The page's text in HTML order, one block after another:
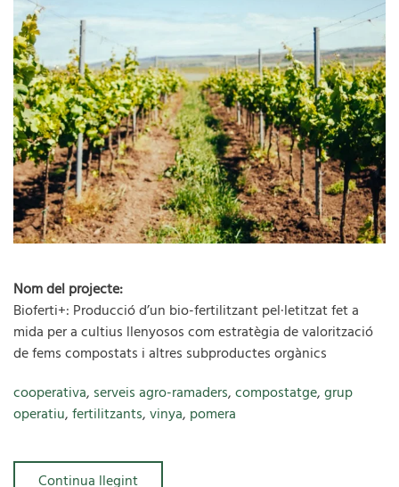
Nom del projecte:
Bioferti+: Producció d’un bio-fertilitzant pel·letitzat fet a
mida per a cultius llenyosos com estratègia de valorització
de fems compostats i altres subproductes orgànics
cooperativa, serveis agro-ramaders,compostatge,grup
operatiu,fertilitzants,vinya, pomera
Continua llegint